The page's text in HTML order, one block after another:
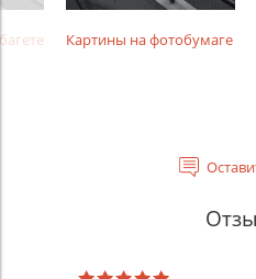
Картины на фотобумаге